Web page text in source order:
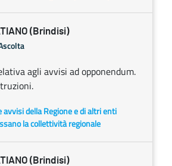
(Brindisi)
agli avvisi ad opponendum.
della Regione e di altri enti
la collettività regionale
(Brindisi)